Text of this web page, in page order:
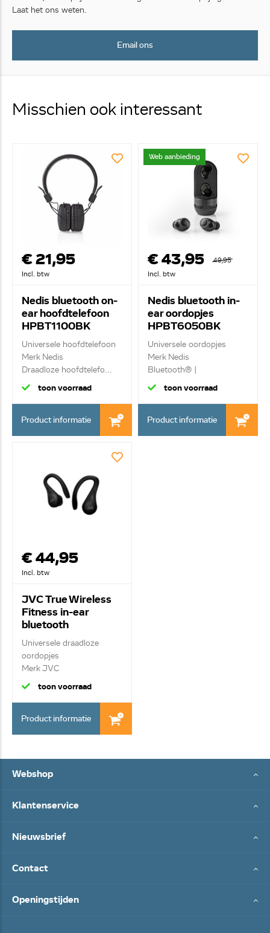
Laat het ons weten.
Email ons
Misschien ook interessant
€ 21,95
Incl. btw
Nedis bluetooth on-
ear hoofdtelefoon
HPBT1100BK
Universele hoofdtelefoon
Merk Nedis
Draadloze hoofdtelefo...
toon voorraad
Product informatie
Web aanbieding
€ 43,95
49,95
Incl. btw
Nedis bluetooth in-
ear oordopjes
HPBT6050BK
Universele oordopjes
Merk Nedis
Bluetooth® |
Aanraakbedie...
toon voorraad
Product informatie
€ 44,95
Incl. btw
JVC True Wireless
Fitness in-ear
bluetooth
hoofdtelefoon HA-
EC25TBU
Universele draadloze
oordopjes
Merk JVC
True wireless/ blu...
toon voorraad
Product informatie
Webshop
Klantenservice
Nieuwsbrief
Contact
Openingstijden